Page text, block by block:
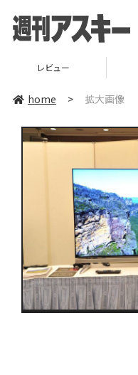
レビュー
home > 拡大画像